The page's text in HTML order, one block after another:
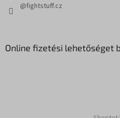
@fightstuff.cz
Online fizetési lehetőséget